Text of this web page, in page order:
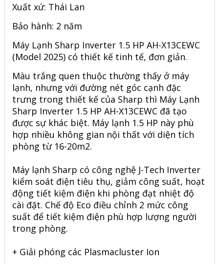
Xuất xứ: Thái Lan
Bảo hành: 2 năm
Máy Lạnh Sharp Inverter 1.5 HP AH-X13CEWC
(Model 2025) có thiết kế tinh tế, đơn giản.
Màu trắng quen thuộc thường thấy ở máy
lạnh, nhưng với đường nét góc cạnh đặc
trưng trong thiết kế của Sharp thì Máy Lạnh
Sharp Inverter 1.5 HP AH-X13CEWC đã tạo
được sự khác biệt. Máy lạnh 1.5 HP này phù
hợp nhiều không gian nội thất với diện tích
phòng từ 16-20m2.
Máy lạnh Sharp có công nghệ J-Tech Inverter
kiểm soát điện tiêu thụ, giảm công suất, hoạt
động tiết kiệm điện khi phòng đạt nhiệt độ
cài đặt. Chế độ Eco điều chỉnh 2 mức công
suất để tiết kiệm điện phù hợp lượng người
trong phòng.
+ Giải phóng các Plasmacluster Ion